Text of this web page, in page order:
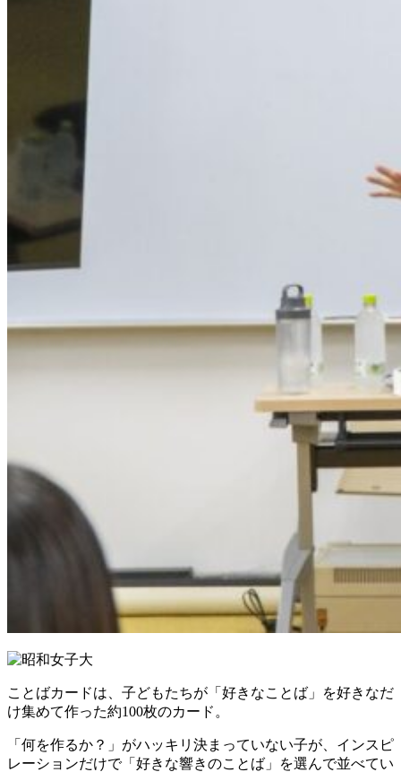
ことばカードは、子どもたちが「好きなことば」を好きなだ
け集めて作った約100枚のカード。
「何を作るか？」がハッキリ決まっていない子が、インスピ
レーションだけで「好きな響きのことば」を選んで並べてい